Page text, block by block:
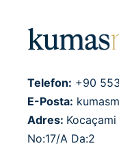
Telefon: +90
E-Posta:
Adres:
No:17/A Da:2